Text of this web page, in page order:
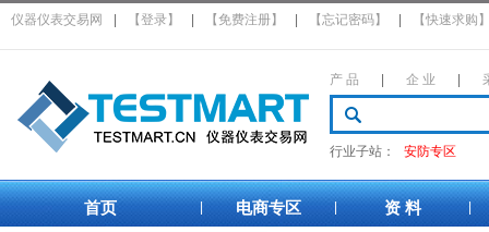
仪器仪表交易网 【登录】 【免费注册】 【忘记密码】 【快速求购
产 品 企 业
行业子站： 安防专区
首页 电商专区 资 料